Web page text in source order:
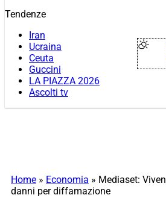
Tendenze
Iran
Ucraina
Ceuta
Guccini
LA PIAZZA 2026
Ascolti tv
Home » Economia » Mediaset:
danni per diffamazione